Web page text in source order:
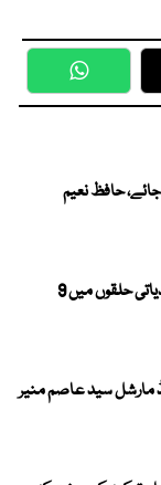
WhatsApp
لیٹر کی جائے، حافظ نعیم
الیکشن کمیشن نے بلوچستان کے 4 بلدیاتی حلقوں میں 9
سید عاصم منیر